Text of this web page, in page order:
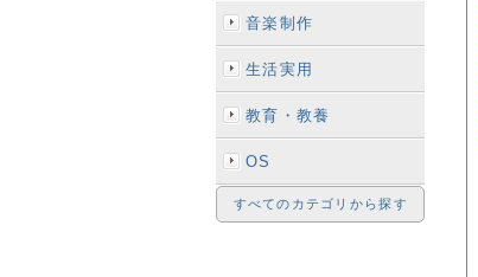
音楽制作
生活実用
教育・教養
OS
すべてのカテゴリから探す